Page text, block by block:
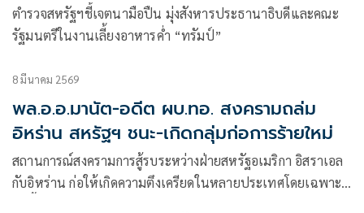
ตำรวจสหรัฐฯชี้เจตนามือปืน มุ่งสังหารประธานาธิบดีและคณะ
รัฐมนตรีในงานเลี้ยงอาหารค่ำ “ทรัมป์”
8 มีนาคม 2569
พล.อ.อ.มานัต-อดีต ผบ.ทอ. สงครามถล่ม
อิหร่าน สหรัฐฯ ชนะ-เกิดกลุ่มก่อการร้ายใหม่
สถานการณ์สงครามการสู้รบระหว่างฝ่ายสหรัฐอเมริกา อิสราเอล
กับอิหร่าน ก่อให้เกิดความตึงเครียดในหลายประเทศโดยเฉพาะ